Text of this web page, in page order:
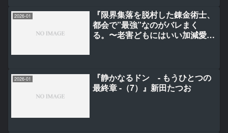
2026-01
『限界集落を脱村した錬金術士、
都会で”最強”なのがバレまく
る。〜老害どもにはいい加減愛想
2026-01
『静かなるドン - もうひとつの
最終章 -（7）』新田たつお